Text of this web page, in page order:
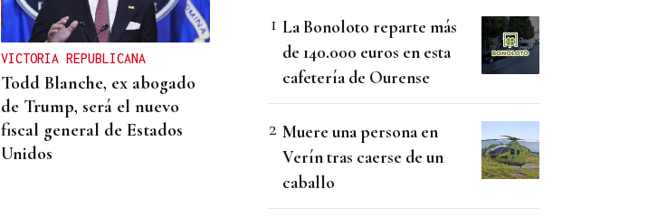
VICTORIA REPUBLICANA
Todd Blanche, ex abogado
de Trump, será el nuevo
fiscal general de Estados
Unidos
La Bonoloto reparte más
de 140.000 euros en esta
cafetería de Ourense
Muere una persona en
Verín tras caerse de un
caballo